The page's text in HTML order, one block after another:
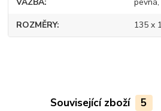
ROZMĚRY 135 x
Související zboží 5